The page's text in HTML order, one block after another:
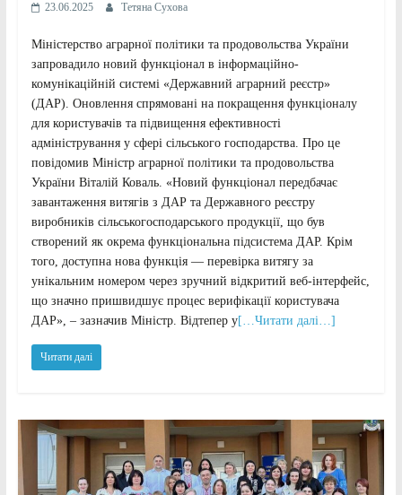
23.06.2025 Тетяна Сухова
Міністерство аграрної політики та продовольства України
запровадило новий функціонал в інформаційно-
комунікаційній системі «Державний аграрний реєстр»
(ДАР). Оновлення спрямовані на покращення функціоналу
для користувачів та підвищення ефективності
адміністрування у сфері сільського господарства. Про це
повідомив Міністр аграрної політики та продовольства
України Віталій Коваль. «Новий функціонал передбачає
завантаження витягів з ДАР та Державного реєстру
виробників сільськогосподарського продукції, що був
створений як окрема функціональна підсистема ДАР. Крім
того, доступна нова функція — перевірка витягу за
унікальним номером через зручний відкритий веб-інтерфейс,
що значно пришвидшує процес верифікації користувача
ДАР», – зазначив Міністр. Відтепер у[…Читати далі…]
Читати далі